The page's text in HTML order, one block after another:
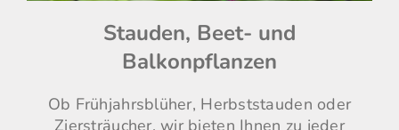
Stauden, Beet- und
Balkonpflanzen
Ob Frühjahrsblüher, Herbststauden oder
Ziersträucher, wir bieten Ihnen zu jeder